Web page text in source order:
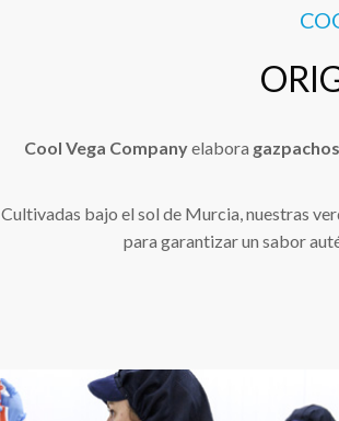
Cool Vega Companyelabora
Cultivadas bajo el sol de Murcia, nuestras
para garantizar un sabor